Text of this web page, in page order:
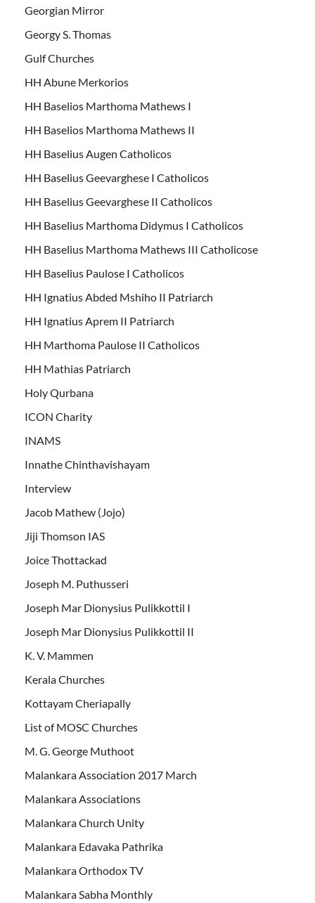
Georgian Mirror
Georgy S. Thomas
Gulf Churches
HH Abune Merkorios
HH Baselios Marthoma Mathews I
HH Baselios Marthoma Mathews II
HH Baselius Augen Catholicos
HH Baselius Geevarghese I Catholicos
HH Baselius Geevarghese II Catholicos
HH Baselius Marthoma Didymus I Catholicos
HH Baselius Marthoma Mathews III Catholicose
HH Baselius Paulose I Catholicos
HH Ignatius Abded Mshiho II Patriarch
HH Ignatius Aprem II Patriarch
HH Marthoma Paulose II Catholicos
HH Mathias Patriarch
Holy Qurbana
ICON Charity
INAMS
Innathe Chinthavishayam
Interview
Jacob Mathew (Jojo)
Jiji Thomson IAS
Joice Thottackad
Joseph M. Puthusseri
Joseph Mar Dionysius Pulikkottil I
Joseph Mar Dionysius Pulikkottil II
K. V. Mammen
Kerala Churches
Kottayam Cheriapally
List of MOSC Churches
M. G. George Muthoot
Malankara Association 2017 March
Malankara Associations
Malankara Church Unity
Malankara Edavaka Pathrika
Malankara Orthodox TV
Malankara Sabha Monthly